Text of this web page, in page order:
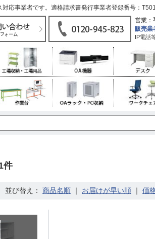
対応事業者です。適格請求書発行事業者登録番号：
営業：
販売業
IP電話
件
並び替え： ｜ ｜